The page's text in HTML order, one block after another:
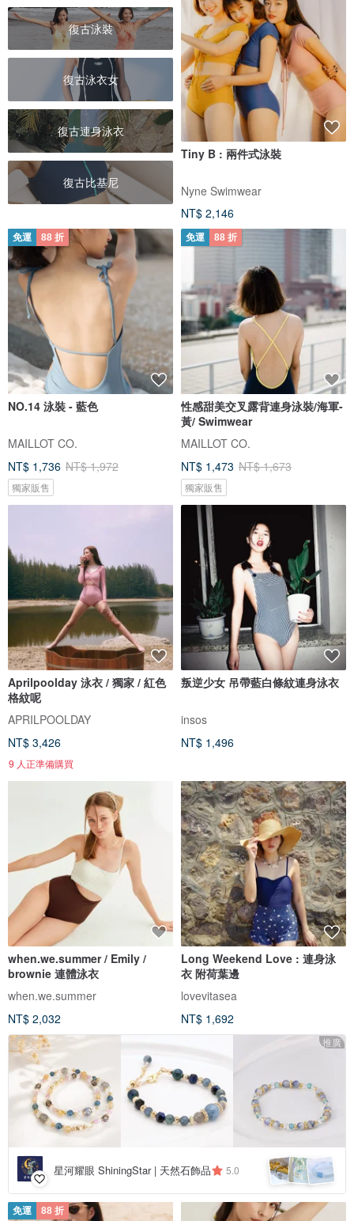
復古泳裝
復古泳衣女
復古連身泳衣
復古比基尼
Tiny B : 兩件式泳裝
Nyne Swimwear
NT$ 2,146
免運 88 折
NO.14 泳裝 - 藍色
MAILLOT CO.
NT$ 1,736 NT$ 1,972
獨家販售
免運 88 折
性感甜美交叉露背連身泳裝/海軍-
黃/ Swimwear
MAILLOT CO.
NT$ 1,473 NT$ 1,673
獨家販售
Aprilpoolday 泳衣 / 獨家 / 紅色
格紋呢
APRILPOOLDAY
NT$ 3,426
9 人正準備購買
叛逆少女 吊帶藍白條紋連身泳衣
insos
NT$ 1,496
when.we.summer / Emily /
brownie 連體泳衣
when.we.summer
NT$ 2,032
Long Weekend Love : 連身泳
衣 附荷葉邊
lovevitasea
NT$ 1,692
推廣
星河耀眼 ShiningStar | 天然石飾品 5.0
免運 88 折